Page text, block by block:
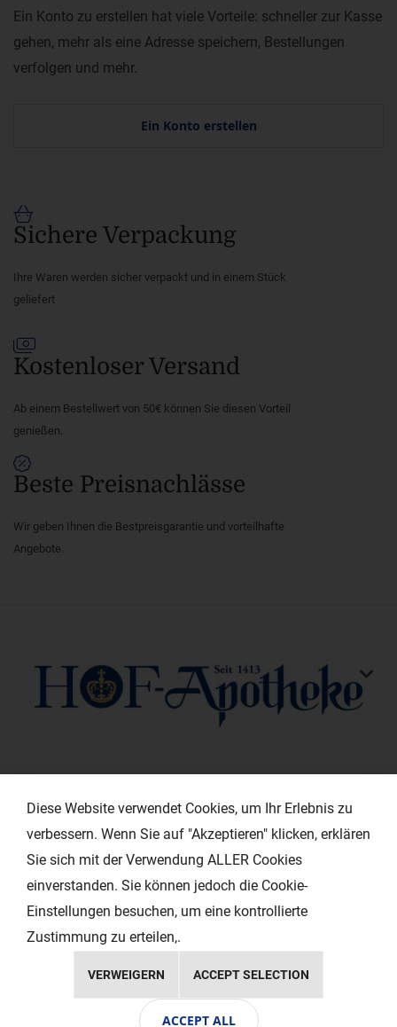
Ein Konto zu erstellen hat viele Vorteile: schneller zur Kasse
gehen, mehr als eine Adresse speichern, Bestellungen
verfolgen und mehr.
Ein Konto erstellen
Sichere Verpackung
Ihre Waren werden sicher verpackt und in einem Stück
geliefert
Kostenloser Versand
Ab einem Bestellwert von 50€ können Sie diesen Vorteil
genießen.
Beste Preisnachlässe
Wir geben Ihnen die Bestpreisgarantie und vorteilhafte
Angebote.
EXTRAS
Copyright © 2024 Ihr Layout - Werbeagentur
Diese Website verwendet Cookies, um Ihr Erlebnis zu
verbessern. Wenn Sie auf "Akzeptieren" klicken, erklären
Sie sich mit der Verwendung ALLER Cookies
einverstanden. Sie können jedoch die Cookie-
Einstellungen besuchen, um eine kontrollierte
Zustimmung zu erteilen,.
VERWEIGERN ACCEPT SELECTION
ACCEPT ALL